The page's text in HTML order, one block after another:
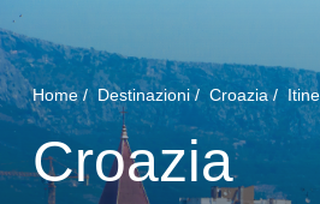
Home Destinazioni Croazia
Croazia